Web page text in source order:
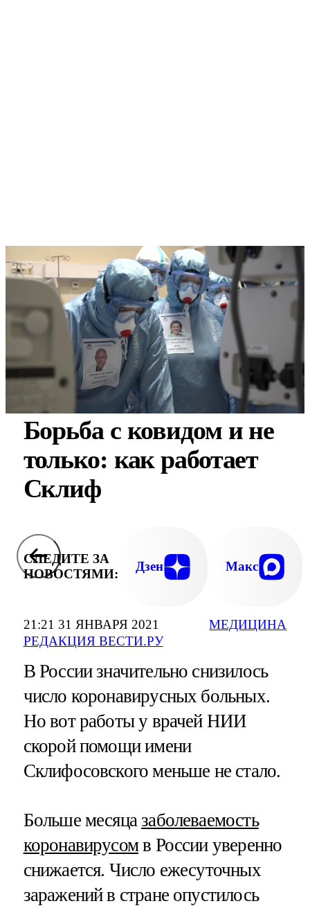
21:21 31 ЯНВАРЯ 2021
РЕДАКЦИЯ ВЕСТИ.РУ
МЕДИЦИНА
Борьба с ковидом и не
только: как работает
Склиф
СЛЕДИТЕ ЗА
НОВОСТЯМИ:
Дзен Макс
В России значительно снизилось
число коронавирусных больных.
Но вот работы у врачей НИИ
скорой помощи имени
Склифосовского меньше не стало.
Больше месяцазаболеваемость
коронавирусомв России уверенно
снижается. Число ежесуточных
заражений в стране опустилось